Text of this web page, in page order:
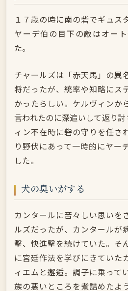
１７歳の時に南の砦でギュス
ヤーデ伯の目下の敵はオー
た。
チャールズは「赤天馬」の異
将だったが、統率や知略にス
かったらしい。ケルヴィンか
言われたのに深追いして返り
ィン不在時に砦の守りを任さ
り野伏にあって一時的にヤー
した。
犬の臭いがする
カンタールに苦々しい思いを
ルズだったが、カンタールが
撃、快進撃を続けていた。そ
に宮廷作法を学びにきていた
ィエムと邂逅。調子に乗って
族の悪いところを煮詰めたよ